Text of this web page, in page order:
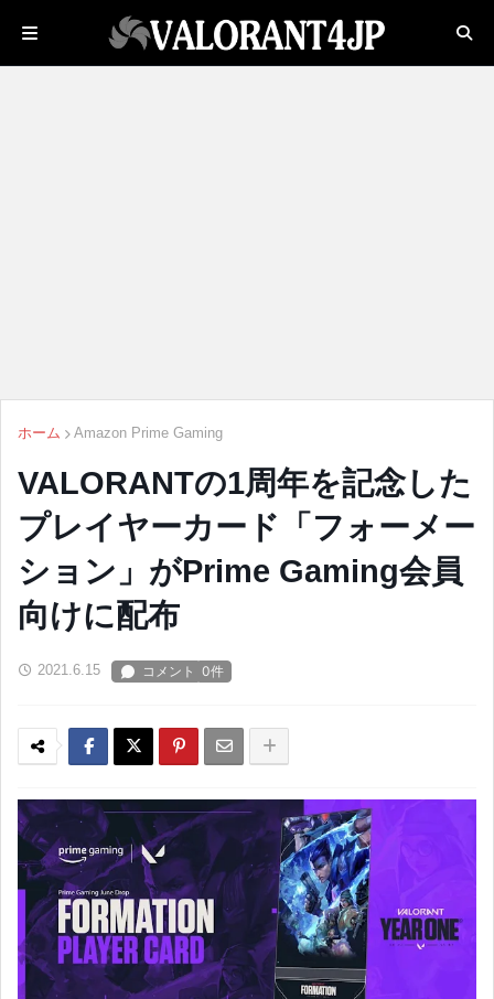
ホーム Amazon Prime Gaming
VALORANTの1周年を記念した
プレイヤーカード「フォーメー
ション」がPrime Gaming会員
向けに配布
2021.6.15